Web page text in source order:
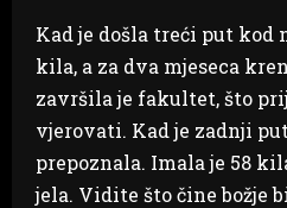
Kad je došla treći put kod
kila, a za dva mjeseca
završila je fakultet, što
vjerovati. Kad je zadnji
prepoznala. Imala je 58
jela. Vidite što čine božje